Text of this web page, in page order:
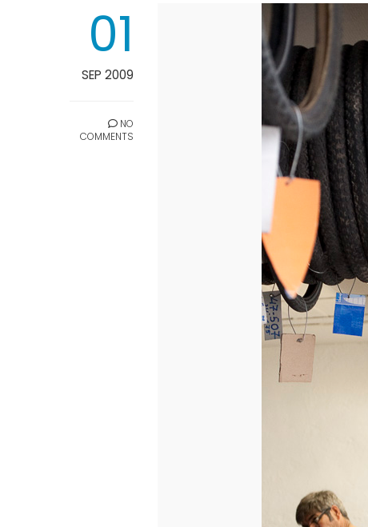
01
SEP 2009
NO
COMMENTS